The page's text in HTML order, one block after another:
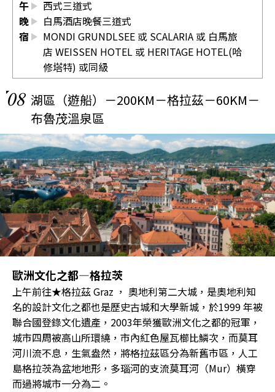
午
西式三道式
晚
白馬酒店晚餐三道式
宿
MONDI GRUNDLSEE 或 SCALARIA 或 白馬旅
店 WEISSEN HOTEL 或 HERITAGE HOTEL(哈
修塔特) 或同級
08 湖區（遊船）－200KM－格拉茲－60KM－
布魯茂溫泉區
歐洲文化之都―格拉茨
上午前往★格拉茲 Graz ， 奧地利第二大城，是奧地利知
名的設計文化之都也是歷史古城和大學新城，於1999 年被
聯合國登錄文化遺產，2003年榮獲歐洲文化之都的冠軍，
城市四周被高山所環繞，市內紅色屋瓦櫛比鱗次，而莫耳
河川流不息，生氣盎然，將格拉茲區分為新舊市區，人工
島格拉茨為盆地地形，多瑙河的支流莫耳河（Mur）橫穿
而過將城市一分為二。